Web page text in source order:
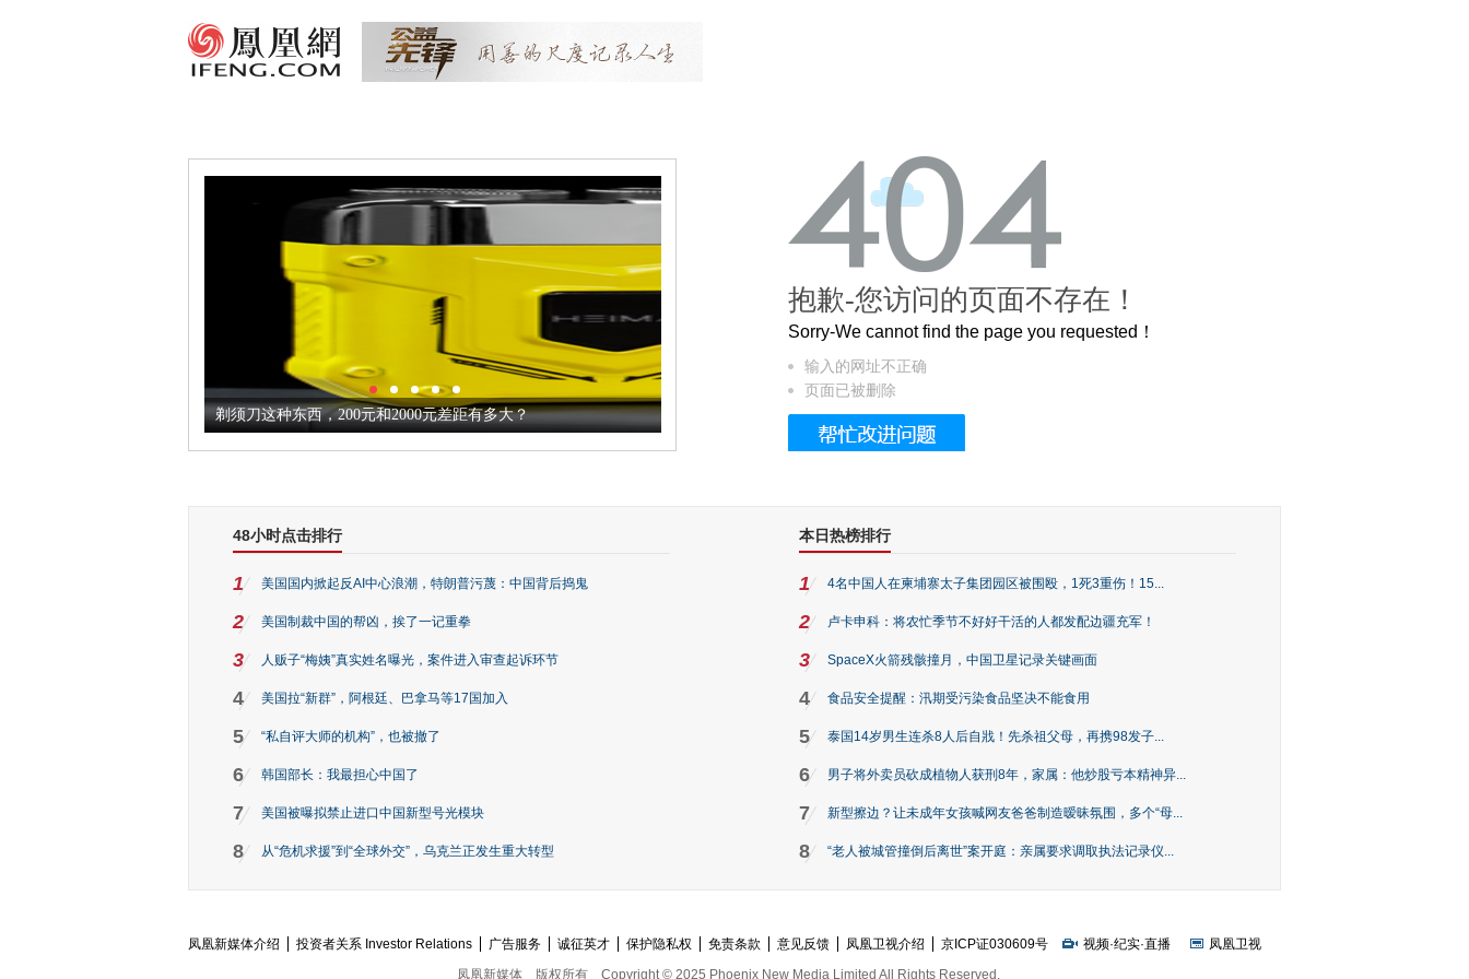
剃须刀这种东西，200元和2000元差距有多大？
抱歉-您访问的页面不存在！
Sorry-We cannot find the page you requested！
输入的网址不正确
页面已被删除
48小时点击排行
1 美国国内掀起反AI中心浪潮，特朗普污蔑：中国背后捣鬼
2 美国制裁中国的帮凶，挨了一记重拳
3 人贩子“梅姨”真实姓名曝光，案件进入审查起诉环节
4 美国拉“新群”，阿根廷、巴拿马等17国加入
5 “私自评大师的机构”，也被撤了
6 韩国部长：我最担心中国了
7 美国被曝拟禁止进口中国新型号光模块
8 从“危机求援”到“全球外交”，乌克兰正发生重大转型
本日热榜排行
1 4名中国人在柬埔寨太子集团园区被围殴，1死3重伤！15...
2 卢卡申科：将农忙季节不好好干活的人都发配边疆充军！
3 SpaceX火箭残骸撞月，中国卫星记录关键画面
4 食品安全提醒：汛期受污染食品坚决不能食用
5 泰国14岁男生连杀8人后自戕！先杀祖父母，再携98发子...
6 男子将外卖员砍成植物人获刑8年，家属：他炒股亏本精神异...
7 新型擦边？让未成年女孩喊网友爸爸制造暧昧氛围，多个“母...
8 “老人被城管撞倒后离世”案开庭：亲属要求调取执法记录仪...
凤凰新媒体介绍 投资者关系 Investor Relations 广告服务 诚征英才 保护隐私权 免责条款 意见反馈 凤凰卫视介绍 京ICP证030609号 视频·纪实·直播
凤凰卫视
凤凰新媒体
版权所有 Copyright © 2025 Phoenix New Media Limited All Rights Reserved.